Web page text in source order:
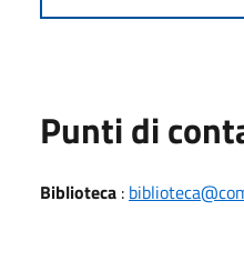
Punti di
Biblioteca :